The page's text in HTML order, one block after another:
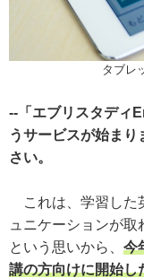
タブレ
--「エブリスタディ
うサービスが始ま
さい。
これは、学習した
ュニケーションが
という思いから、 今
講の方向けに開始し